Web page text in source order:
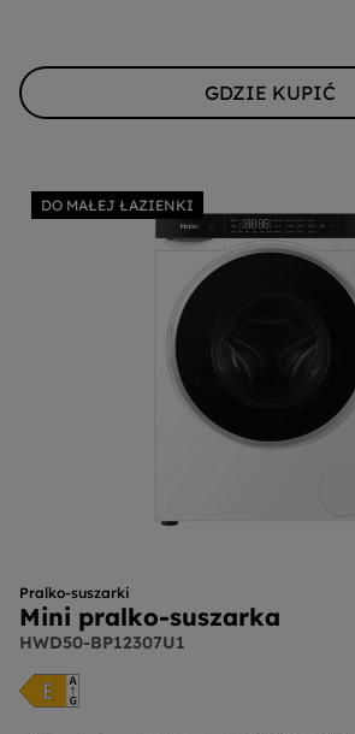
GDZIE KUPIĆ
DO MAŁEJ ŁAZIENKI
Pralko-suszarki
Mini pralko-suszarka
HWD50-BP12307U1